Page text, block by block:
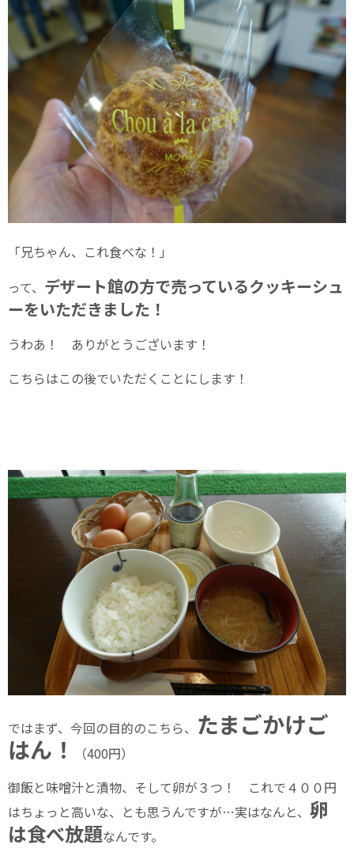
「兄ちゃん、これ食べな！」
って、 デザート館の方で売っているクッキーシュ
ーをいただきました！
うわあ！ ありがとうございます！
こちらはこの後でいただくことにします！
ではまず、今回の目的のこちら、 たまごかけご
はん！
（400円）
御飯と味噌汁と漬物、そして卵が３つ！ これで４００円
はちょっと高いな、とも思うんですが…実はなんと、 卵
は食べ放題なんです。